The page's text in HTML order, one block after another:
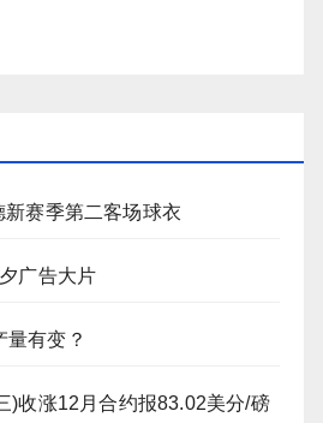
赛季第二客场球衣
广告大片
量有变？
)收涨12月合约报83.02美分/磅